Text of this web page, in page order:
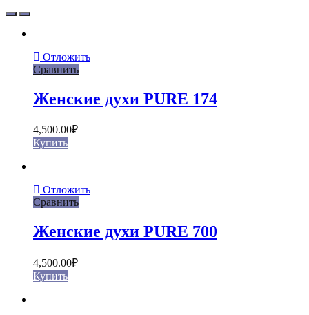
Отложить
Сравнить
Женские духи PURE 174
4,500.00₽
Купить
Отложить
Сравнить
Женские духи PURE 700
4,500.00₽
Купить